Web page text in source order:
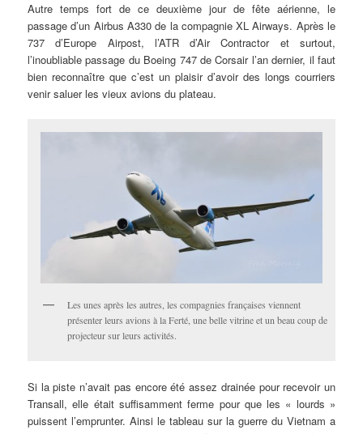
Autre temps fort de ce deuxième jour de fête aérienne, le
passage d’un Airbus A330 de la compagnie XL Airways. Après le
737 d’Europe Airpost, l’ATR d’Air Contractor et surtout,
l’inoubliable passage du Boeing 747 de Corsair l’an dernier, il faut
bien reconnaître que c’est un plaisir d’avoir des longs courriers
venir saluer les vieux avions du plateau.
Les unes après les autres, les compagnies françaises viennent
présenter leurs avions à la Ferté, une belle vitrine et un beau coup de
projecteur sur leurs activités.
Si la piste n’avait pas encore été assez drainée pour recevoir un
Transall, elle était suffisamment ferme pour que les « lourds »
puissent l’emprunter. Ainsi le tableau sur la guerre du Vietnam a